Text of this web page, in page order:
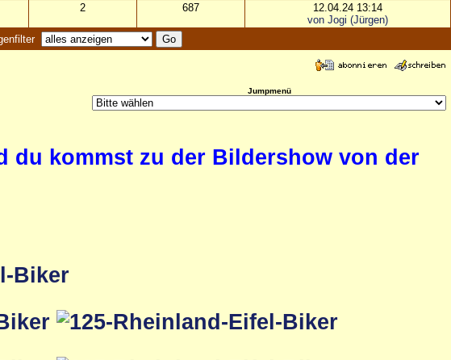
2 687
12.04.24 13:14
von Jogi (Jürgen)
Jumpmenü
du kommst zu der Bildershow von der